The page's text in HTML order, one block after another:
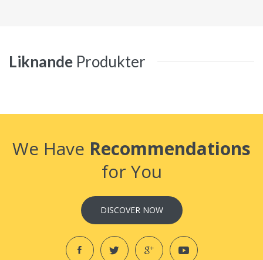
Liknande Produkter
We Have Recommendations
for You
DISCOVER NOW